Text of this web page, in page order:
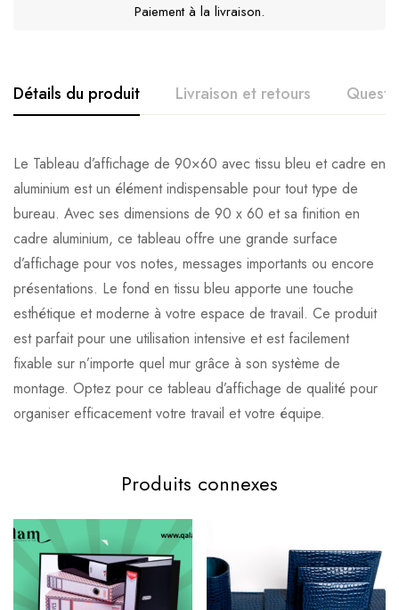
Paiement à la livraison.
Détails du produit Livraison et retours
Le Tableau d’affichage de 90×60 avec tissu bleu et cadre en
aluminium est un élément indispensable pour tout type de
bureau. Avec ses dimensions de 90 x 60 et sa finition en
cadre aluminium, ce tableau offre une grande surface
d’affichage pour vos notes, messages importants ou encore
présentations. Le fond en tissu bleu apporte une touche
esthétique et moderne à votre espace de travail. Ce produit
est parfait pour une utilisation intensive et est facilement
fixable sur n’importe quel mur grâce à son système de
montage. Optez pour ce tableau d’affichage de qualité pour
organiser efficacement votre travail et votre équipe.
Produits connexes